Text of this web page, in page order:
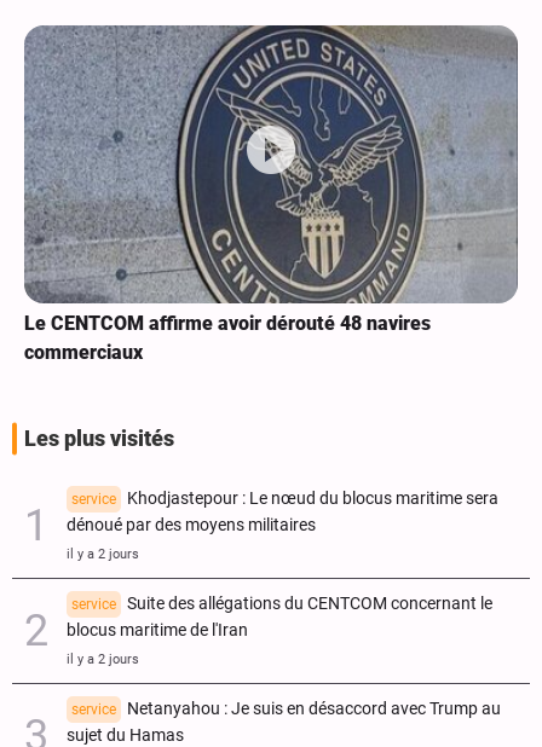
Le CENTCOM affirme avoir dérouté 48 navires
commerciaux
Les plus visités
service
Khodjastepour : Le nœud du blocus maritime sera
dénoué par des moyens militaires
il y a 2 jours
service
Suite des allégations du CENTCOM concernant le
blocus maritime de l'Iran
il y a 2 jours
service
Netanyahou : Je suis en désaccord avec Trump au
sujet du Hamas